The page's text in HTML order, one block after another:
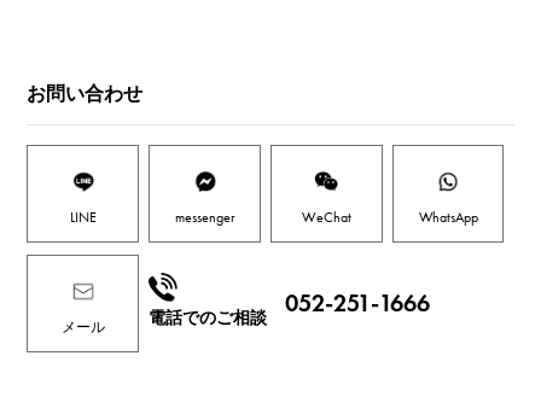
お問い合わせ
LINE messenger WeChat WhatsApp
メール 電話でのご相談
052-251-1666